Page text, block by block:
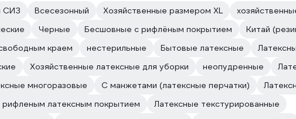
СИЗ Всесезонный Хозяйственные размером XL
Черные Бесшовные с рифлёным покрытием
Китай
краем нестерильные Бытовые латексные
Хозяйственные латексные для уборки неопудренные
многоразовые С манжетами (латексные перчатки)
латексным покрытием
Латексные текстурированные